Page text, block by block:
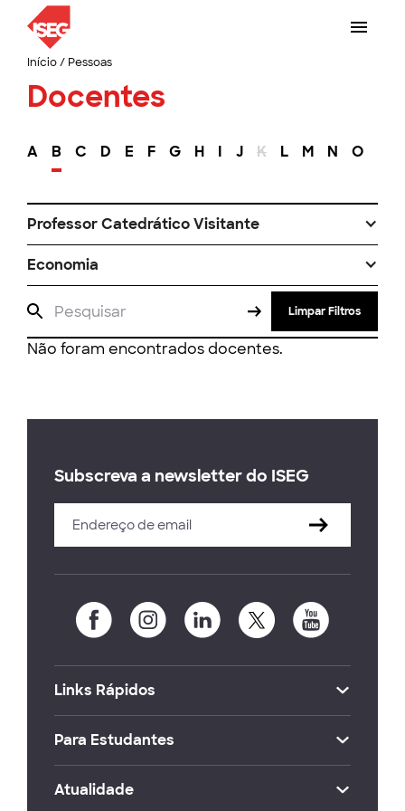
Início/ Pessoas
Docentes
A B C D E F G H I J K L M N O
Professor Catedrático Visitante
Economia
Limpar Filtros
Não foram encontrados docentes.
Subscreva a newsletter do ISEG
Links Rápidos
Para Estudantes
Atualidade